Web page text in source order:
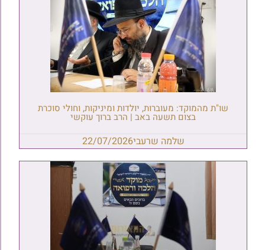
שו"ת מהמוקד: מעוברות, יולדות ומיניקות, וחולי סוכרת
בצום תשעה באב | הרב ברוך עוקשי
שלמה שרעבי22/07/2026